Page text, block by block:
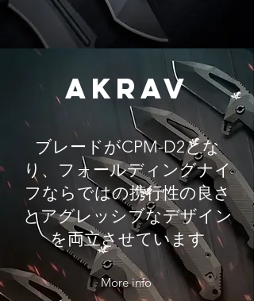
AKRAV
​ブレードがCPM-D2とな
り、フォールディングナイ
フならではの携行性の良さ
とアグレッシブなデザイン
を両立させています
More info